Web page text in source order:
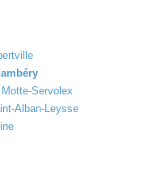
Motte-Servolex
Alban-Leysse